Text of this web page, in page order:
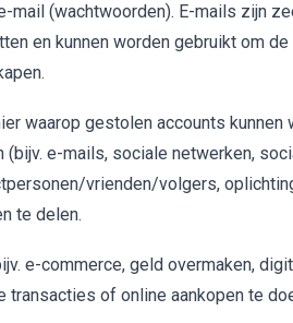
mail (wachtwoorden). E-mails zijn
en kunnen worden gebruikt om
waarop gestolen accounts
e-mails, sociale netwerken,
vrienden/volgers,
te delen.
e-commerce, geld overmaken,
transacties of online aankopen te